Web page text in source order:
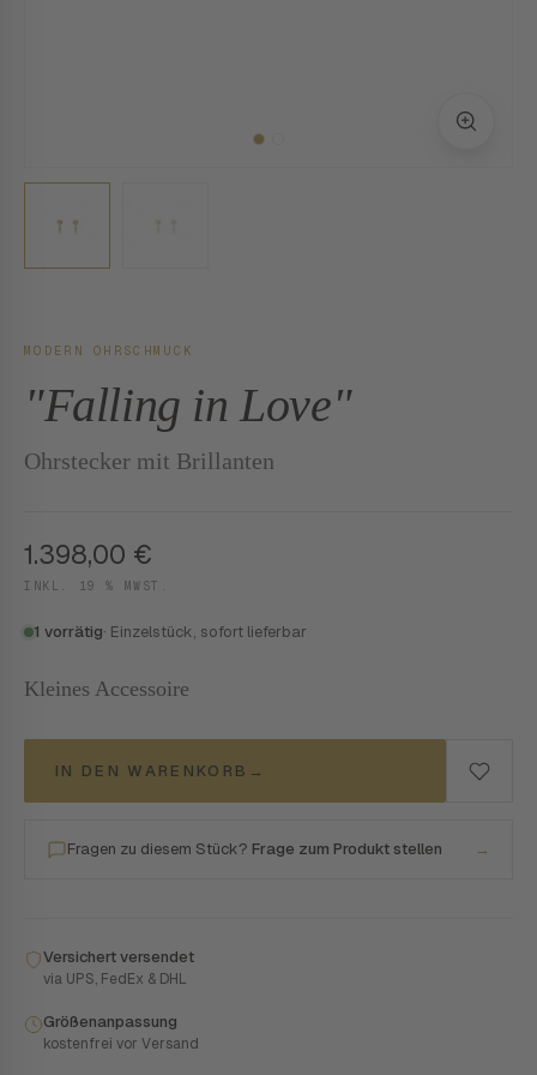
MODERN OHRSCHMUCK
"Falling in Love"
Ohrstecker mit Brillanten
1.398,00 €
INKL. 19 % MWST.
1 vorrätig· Einzelstück, sofort lieferbar
Kleines Accessoire
IN DEN WARENKORB →
Fragen zu diesem Stück? Frage zum Produkt stellen →
Versichert versendet
via UPS, FedEx & DHL
Größenanpassung
kostenfrei vor Versand